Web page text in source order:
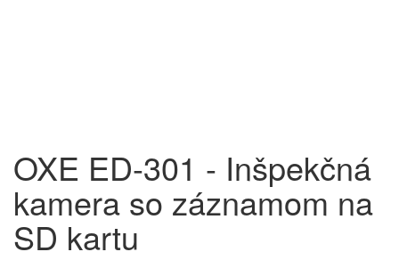
OXE ED-301 - Inšpekčná
kamera so záznamom na
SD kartu